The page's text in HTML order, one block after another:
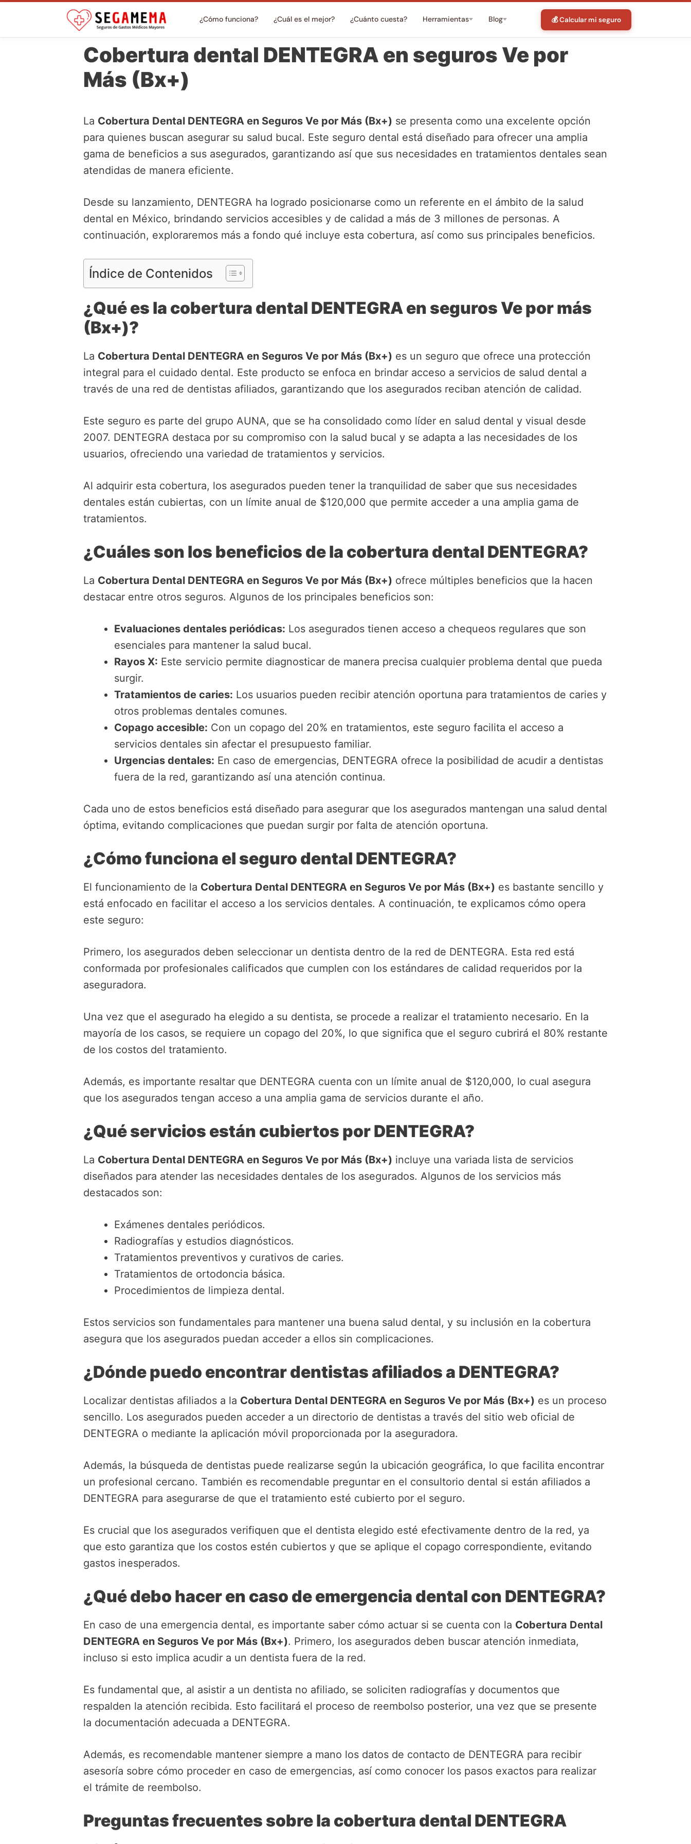
¿Cómo funciona? ¿Cuál es el mejor? ¿Cuánto cuesta? Herramientas Blog 💰 Calcular mi seguro
Cobertura dental DENTEGRA en seguros Ve por
Más (Bx+)
La Cobertura Dental DENTEGRA en Seguros Ve por Más (Bx+) se presenta como una excelente opción
para quienes buscan asegurar su salud bucal. Este seguro dental está diseñado para ofrecer una amplia
gama de beneficios a sus asegurados, garantizando así que sus necesidades en tratamientos dentales sean
atendidas de manera eficiente.
Desde su lanzamiento, DENTEGRA ha logrado posicionarse como un referente en el ámbito de la salud
dental en México, brindando servicios accesibles y de calidad a más de 3 millones de personas. A
continuación, exploraremos más a fondo qué incluye esta cobertura, así como sus principales beneficios.
Índice de Contenidos
¿Qué es la cobertura dental DENTEGRA en seguros Ve por más
(Bx+)?
La Cobertura Dental DENTEGRA en Seguros Ve por Más (Bx+) es un seguro que ofrece una protección
integral para el cuidado dental. Este producto se enfoca en brindar acceso a servicios de salud dental a
través de una red de dentistas afiliados, garantizando que los asegurados reciban atención de calidad.
Este seguro es parte del grupo AUNA, que se ha consolidado como líder en salud dental y visual desde
2007. DENTEGRA destaca por su compromiso con la salud bucal y se adapta a las necesidades de los
usuarios, ofreciendo una variedad de tratamientos y servicios.
Al adquirir esta cobertura, los asegurados pueden tener la tranquilidad de saber que sus necesidades
dentales están cubiertas, con un límite anual de $120,000 que permite acceder a una amplia gama de
tratamientos.
¿Cuáles son los beneficios de la cobertura dental DENTEGRA?
La Cobertura Dental DENTEGRA en Seguros Ve por Más (Bx+) ofrece múltiples beneficios que la hacen
destacar entre otros seguros. Algunos de los principales beneficios son:
Evaluaciones dentales periódicas: Los asegurados tienen acceso a chequeos regulares que son
esenciales para mantener la salud bucal.
Rayos X: Este servicio permite diagnosticar de manera precisa cualquier problema dental que pueda
surgir.
Tratamientos de caries: Los usuarios pueden recibir atención oportuna para tratamientos de caries y
otros problemas dentales comunes.
Copago accesible: Con un copago del 20% en tratamientos, este seguro facilita el acceso a
servicios dentales sin afectar el presupuesto familiar.
Urgencias dentales: En caso de emergencias, DENTEGRA ofrece la posibilidad de acudir a dentistas
fuera de la red, garantizando así una atención continua.
Cada uno de estos beneficios está diseñado para asegurar que los asegurados mantengan una salud dental
óptima, evitando complicaciones que puedan surgir por falta de atención oportuna.
¿Cómo funciona el seguro dental DENTEGRA?
El funcionamiento de la Cobertura Dental DENTEGRA en Seguros Ve por Más (Bx+) es bastante sencillo y
está enfocado en facilitar el acceso a los servicios dentales. A continuación, te explicamos cómo opera
este seguro:
Primero, los asegurados deben seleccionar un dentista dentro de la red de DENTEGRA. Esta red está
conformada por profesionales calificados que cumplen con los estándares de calidad requeridos por la
aseguradora.
Una vez que el asegurado ha elegido a su dentista, se procede a realizar el tratamiento necesario. En la
mayoría de los casos, se requiere un copago del 20%, lo que significa que el seguro cubrirá el 80% restante
de los costos del tratamiento.
Además, es importante resaltar que DENTEGRA cuenta con un límite anual de $120,000, lo cual asegura
que los asegurados tengan acceso a una amplia gama de servicios durante el año.
¿Qué servicios están cubiertos por DENTEGRA?
La Cobertura Dental DENTEGRA en Seguros Ve por Más (Bx+) incluye una variada lista de servicios
diseñados para atender las necesidades dentales de los asegurados. Algunos de los servicios más
destacados son:
Exámenes dentales periódicos.
Radiografías y estudios diagnósticos.
Tratamientos preventivos y curativos de caries.
Tratamientos de ortodoncia básica.
Procedimientos de limpieza dental.
Estos servicios son fundamentales para mantener una buena salud dental, y su inclusión en la cobertura
asegura que los asegurados puedan acceder a ellos sin complicaciones.
¿Dónde puedo encontrar dentistas afiliados a DENTEGRA?
Localizar dentistas afiliados a la Cobertura Dental DENTEGRA en Seguros Ve por Más (Bx+) es un proceso
sencillo. Los asegurados pueden acceder a un directorio de dentistas a través del sitio web oficial de
DENTEGRA o mediante la aplicación móvil proporcionada por la aseguradora.
Además, la búsqueda de dentistas puede realizarse según la ubicación geográfica, lo que facilita encontrar
un profesional cercano. También es recomendable preguntar en el consultorio dental si están afiliados a
DENTEGRA para asegurarse de que el tratamiento esté cubierto por el seguro.
Es crucial que los asegurados verifiquen que el dentista elegido esté efectivamente dentro de la red, ya
que esto garantiza que los costos estén cubiertos y que se aplique el copago correspondiente, evitando
gastos inesperados.
¿Qué debo hacer en caso de emergencia dental con DENTEGRA?
En caso de una emergencia dental, es importante saber cómo actuar si se cuenta con la Cobertura Dental
DENTEGRA en Seguros Ve por Más (Bx+). Primero, los asegurados deben buscar atención inmediata,
incluso si esto implica acudir a un dentista fuera de la red.
Es fundamental que, al asistir a un dentista no afiliado, se soliciten radiografías y documentos que
respalden la atención recibida. Esto facilitará el proceso de reembolso posterior, una vez que se presente
la documentación adecuada a DENTEGRA.
Además, es recomendable mantener siempre a mano los datos de contacto de DENTEGRA para recibir
asesoría sobre cómo proceder en caso de emergencias, así como conocer los pasos exactos para realizar
el trámite de reembolso.
Preguntas frecuentes sobre la cobertura dental DENTEGRA